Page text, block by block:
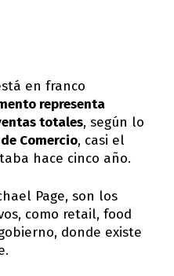
en franco
representa
totales, según lo
Comercio, casi el
hace cinco año.
Page, son los
como retail, food
donde existe